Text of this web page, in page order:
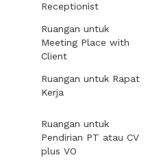
Receptionist
Ruangan untuk
Meeting Place with
Client
Ruangan untuk Rapat
Kerja
Ruangan untuk
Pendirian PT atau CV
plus VO